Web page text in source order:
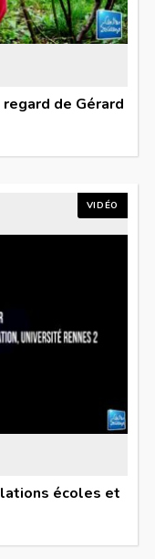
de Gérard
VIDÉO
écoles et